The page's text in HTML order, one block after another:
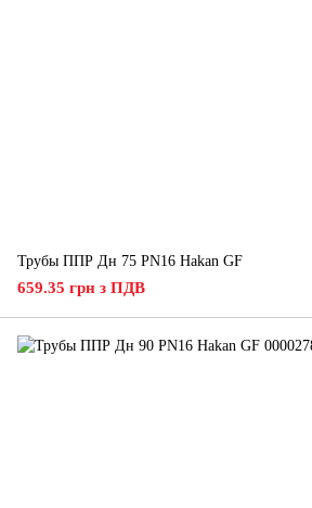
Трубы ППР Дн 75 PN16 Hakan GF
659.35 грн з ПДВ